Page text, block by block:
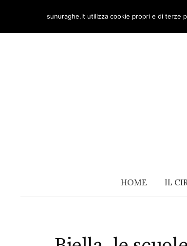
content
HOME IL
sunuraghe.it utilizza cookie propri e di terze